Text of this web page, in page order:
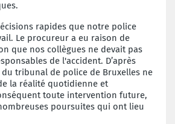
rapides que notre police
Le procureur a eu raison de
que nos collègues ne devait pas
de l'accident. D’après
du tribunal de police de Bruxelles ne
la réalité quotidienne et
toute intervention future,
poursuites qui ont lieu